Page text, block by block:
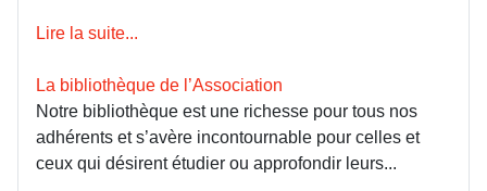
Lire la suite...
La bibliothèque de l’Association
Notre bibliothèque est une richesse pour tous nos
adhérents et s’avère incontournable pour celles et
ceux qui désirent étudier ou approfondir leurs...